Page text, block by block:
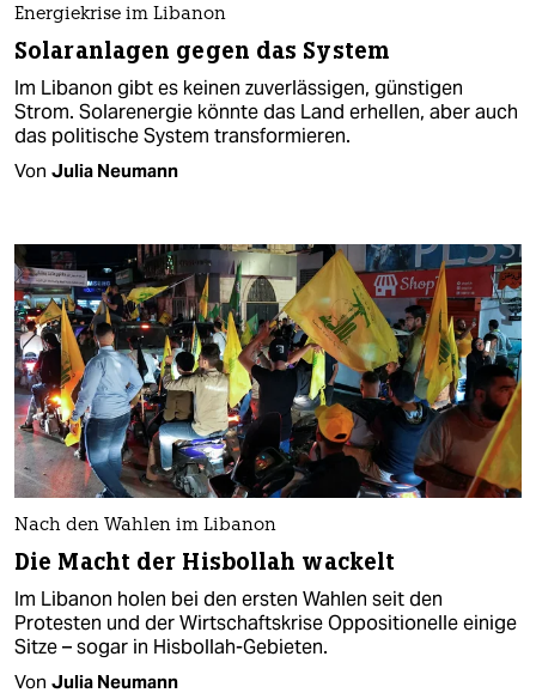
Energiekrise im Libanon
Solaranlagen gegen das System
Im Libanon gibt es keinen zuverlässigen, günstigen
Strom. Solarenergie könnte das Land erhellen, aber auch
das politische System transformieren.
Von Julia Neumann
Nach den Wahlen im Libanon
Die Macht der Hisbollah wackelt
Im Libanon holen bei den ersten Wahlen seit den
Protesten und der Wirtschaftskrise Oppositionelle einige
Sitze – sogar in Hisbollah-Gebieten.
Von Julia Neumann